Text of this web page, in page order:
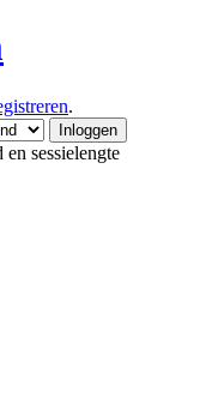
.
sessielengte